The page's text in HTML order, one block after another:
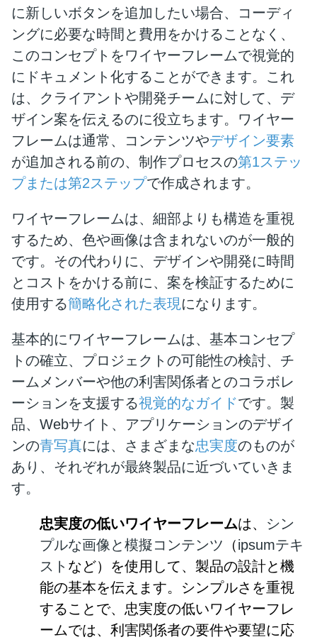
に新しいボタンを追加したい場合、コーディ
ングに必要な時間と費用をかけることなく、
このコンセプトをワイヤーフレームで視覚的
にドキュメント化することができます。これ
は、クライアントや開発チームに対して、デ
ザイン案を伝えるのに役立ちます。ワイヤー
フレームは通常、コンテンツやデザイン要素
が追加される前の、制作プロセスの第1ステッ
プまたは第2ステップで作成されます。
ワイヤーフレームは、細部よりも構造を重視
するため、色や画像は含まれないのが一般的
です。その代わりに、デザインや開発に時間
とコストをかける前に、案を検証するために
使用する簡略化された表現になります。
基本的にワイヤーフレームは、基本コンセプ
トの確立、プロジェクトの可能性の検討、チ
ームメンバーや他の利害関係者とのコラボレ
ーションを支援する視覚的なガイドです。製
品、Webサイト、アプリケーションのデザイ
ンの青写真には、さまざまな忠実度のものが
あり、それぞれが最終製品に近づいていきま
す。
忠実度の低いワイヤーフレームは、 シン
プルな画像と模擬コンテンツ （ipsumテキ
スト など）を使用して、製品の設計と機
能の基本を伝えます。シンプルさを重視
することで、忠実度の低いワイヤーフレ
ームでは、利害関係者の要件や要望に応